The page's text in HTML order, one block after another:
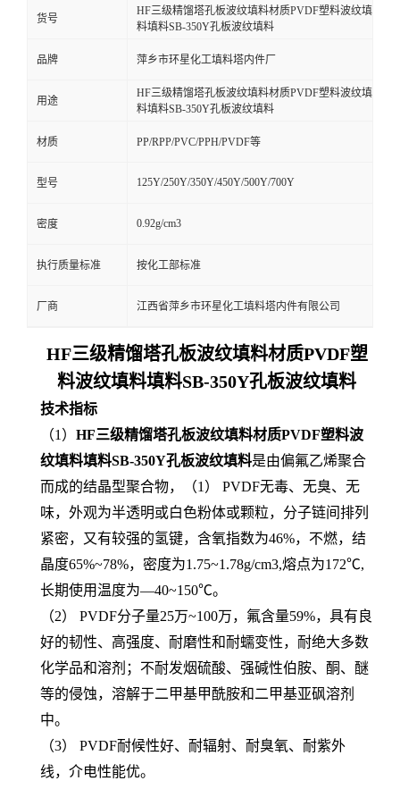
货号
HF三级精馏塔孔板波纹填料材质PVDF塑料波纹填
料填料SB-350Y孔板波纹填料
品牌 萍乡市环星化工填料塔内件厂
用途
HF三级精馏塔孔板波纹填料材质PVDF塑料波纹填
料填料SB-350Y孔板波纹填料
材质 PP/RPP/PVC/PPH/PVDF等
型号 125Y/250Y/350Y/450Y/500Y/700Y
密度 0.92g/cm3
执行质量标准 按化工部标准
厂商 江西省萍乡市环星化工填料塔内件有限公司
HF三级精馏塔孔板波纹填料材质PVDF塑
料波纹填料填料SB-350Y孔板波纹填料
技术指标
（1） HF三级精馏塔孔板波纹填料材质PVDF塑料波
纹填料填料SB-350Y孔板波纹填料是由偏氟乙烯聚合
而成的结晶型聚合物，（1） PVDF无毒、无臭、无
味，外观为半透明或白色粉体或颗粒，分子链间排列
紧密，又有较强的氢键，含氧指数为46%，不燃，结
晶度65%~78%，密度为1.75~1.78g/cm3,熔点为172℃,
长期使用温度为—40~150℃。
（2） PVDF分子量25万~100万，氟含量59%，具有良
好的韧性、高强度、耐磨性和耐蠕变性，耐绝大多数
化学品和溶剂；不耐发烟硫酸、强碱性伯胺、酮、醚
等的侵蚀，溶解于二甲基甲酰胺和二甲基亚砜溶剂
中。
（3） PVDF耐候性好、耐辐射、耐臭氧、耐紫外
线，介电性能优。